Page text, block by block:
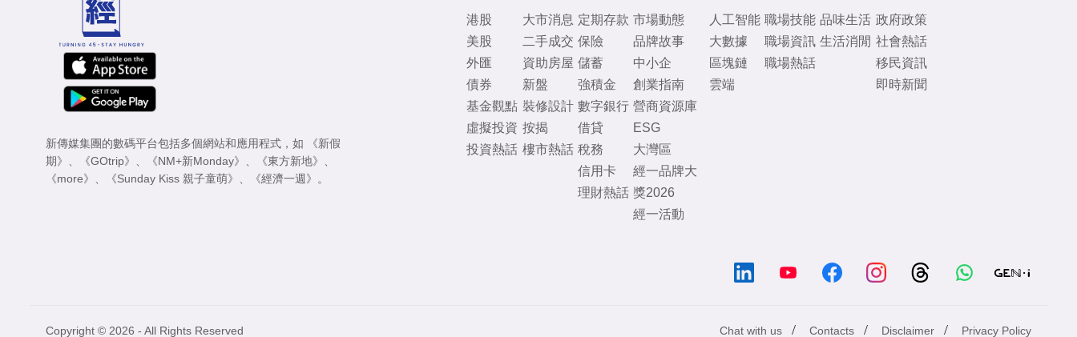
新傳媒集團的數碼平台包括多個網站和應用程式，如
《新假
期》
《GOtrip》 《NM+新Monday》 《東方新地》
《more》
《Sunday Kiss 親子童萌》 《經濟一週》 。
港股
美股
外匯
債券
基金觀點
虛擬投資
投資熱話
大市消息
二手成交
資助房屋
新盤
裝修設計
按揭
樓市熱話
定期存款
保險
儲蓄
強積金
數字銀行
借貸
稅務
信用卡
理財熱話
市場動態
品牌故事
中小企
創業指南
營商資源庫
ESG
大灣區
經一品牌大
獎2026
經一活動
人工智能
大數據
區塊鏈
雲端
職場技能
職場資訊
職場熱話
品味生活
生活消閒
政府政策
社會熱話
移民資訊
即時新聞
Chat with us / Contacts / Disclaimer / Privacy Policy
Copyright © 2026 - All Rights Reserved